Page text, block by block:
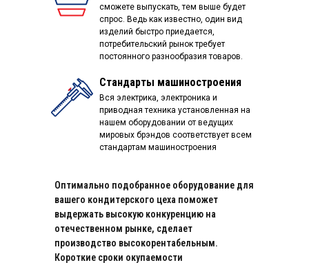
сможете выпускать, тем выше будет
спрос. Ведь как известно, один вид
изделий быстро приедается,
потребительский рынок требует
постоянного разнообразия товаров.
Стандарты машиностроения
Вся электрика, электроника и
приводная техника установленная на
нашем оборудовании от ведущих
мировых брэндов соответствует всем
стандартам машиностроения
Оптимально подобранное оборудование для
вашего кондитерского цеха поможет
выдержать высокую конкуренцию на
отечественном рынке, сделает
производство высокорентабельным.
Короткие сроки окупаемости